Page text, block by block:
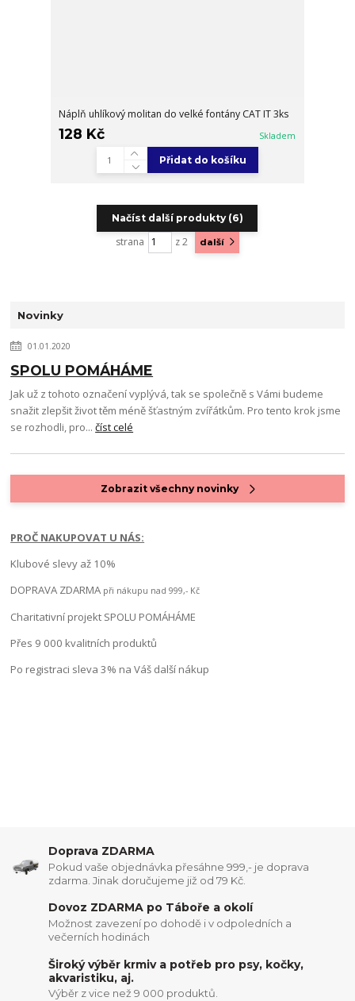
Náplň uhlíkový molitan do velké fontány CAT IT 3ks
128 Kč Skladem
Přidat do košíku
Načíst další produkty (6)
strana z 2 další
Novinky
01.01.2020
SPOLU POMÁHÁME
Jak už z tohoto označení vyplývá, tak se společně s Vámi budeme
snažit zlepšit život těm méně šťastným zvířátkům. Pro tento krok jsme
se rozhodli, pro...číst celé
Zobrazit všechny novinky
PROČ NAKUPOVAT U NÁS:
Klubové slevy až 10%
DOPRAVA ZDARMA při nákupu nad 999,- Kč
Charitativní projekt SPOLU POMÁHÁME
Přes 9 000 kvalitních produktů
Po registraci sleva 3% na Váš další nákup
Doprava ZDARMA
Pokud vaše objednávka přesáhne 999,- je doprava
zdarma. Jinak doručujeme již od 79 Kč.
Dovoz ZDARMA po Táboře a okolí
Možnost zavezení po dohodě i v odpoledních a
večerních hodinách
Široký výběr krmiv a potřeb pro psy, kočky,
akvaristiku, aj.
Výběr z vice než 9 000 produktů.